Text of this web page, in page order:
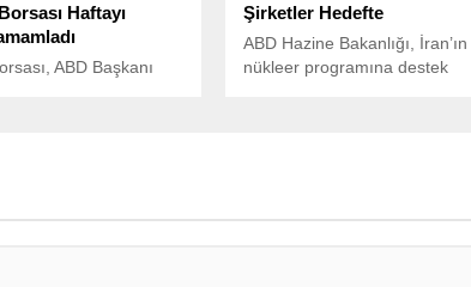
Haftayı
ABD Başkanı
Şirketler Hedefte
ABD Hazine Bakanlığı, İran’ın
nükleer programına destek